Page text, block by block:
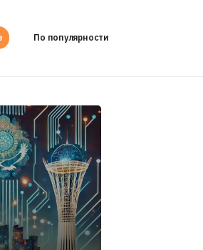
По популярности